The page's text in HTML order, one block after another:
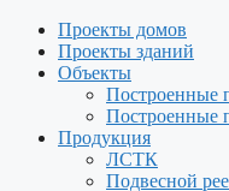
Проекты домов
Проекты зданий
Объекты
Построенные
Построенные
Продукция
ЛСТК
Подвесной